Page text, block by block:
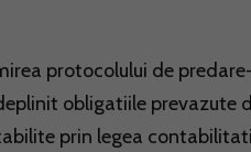
protocolului de
obligatiile prevazute
prin legea